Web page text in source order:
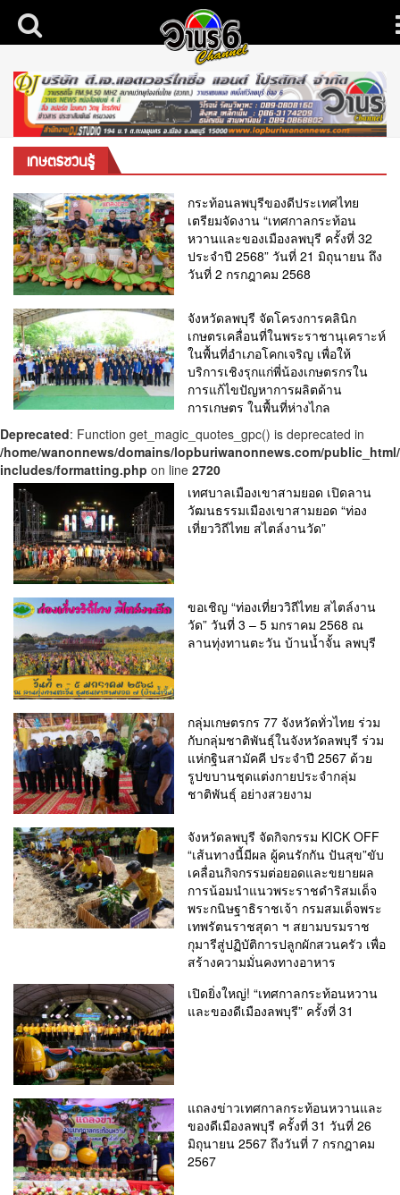
เกษตรชวนรู้
กระท้อนลพบุรีของดีประเทศไทย
เตรียมจัดงาน “เทศกาลกระท้อน
หวานและของเมืองลพบุรี ครั้งที่ 32
ประจำปี 2568” วันที่ 21 มิถุนายน ถึง
วันที่ 2 กรกฎาคม 2568
จังหวัดลพบุรี จัดโครงการคลินิก
เกษตรเคลื่อนที่ในพระราชานุเคราะห์
ในพื้นที่อำเภอโคกเจริญ เพื่อให้
บริการเชิงรุกแก่พี่น้องเกษตรกรใน
การแก้ไขปัญหาการผลิตด้าน
การเกษตร ในพื้นที่ห่างไกล
Deprecated: Function get_magic_quotes_gpc() is deprecated in
/home/wanonnews/domains/lopburiwanonnews.com/
includes/formatting.php on line 2720
เทศบาลเมืองเขาสามยอด เปิดลาน
วัฒนธรรมเมืองเขาสามยอด “ท่อง
เที่ยววิถีไทย สไตล์งานวัด”
ขอเชิญ “ท่องเที่ยววิถีไทย สไตล์งาน
วัด” วันที่ 3 – 5 มกราคม 2568 ณ
ลานทุ่งทานตะวัน บ้านน้ำจั้น ลพบุรี
กลุ่มเกษตรกร 77 จังหวัดทั่วไทย ร่วม
กับกลุ่มชาติพันธุ์ในจังหวัดลพบุรี ร่วม
แห่กฐินสามัคคี ประจำปี 2567 ด้วย
รูปขบานชุดแต่งกายประจำกลุ่ม
ชาติพันธุ์ อย่างสวยงาม
จังหวัดลพบุรี จัดกิจกรรม KICK OFF
“เส้นทางนี้มีผล ผู้คนรักกัน ปันสุข”ขับ
เคลื่อนกิจกรรมต่อยอดและขยายผล
การน้อมนำแนวพระราชดำริสมเด็จ
พระกนิษฐาธิราชเจ้า กรมสมเด็จพระ
เทพรัตนราชสุดา ฯ สยามบรมราช
กุมารีสู่ปฏิบัติการปลูกผักสวนครัว เพื่อ
สร้างความมั่นคงทางอาหาร
เปิดยิ่งใหญ่! “เทศกาลกระท้อนหวาน
และของดีเมืองลพบุรี” ครั้งที่ 31
แถลงข่าวเทศกาลกระท้อนหวานและ
ของดีเมืองลพบุรี ครั้งที่ 31 วันที่ 26
มิถุนายน 2567 ถึงวันที่ 7 กรกฎาคม
2567